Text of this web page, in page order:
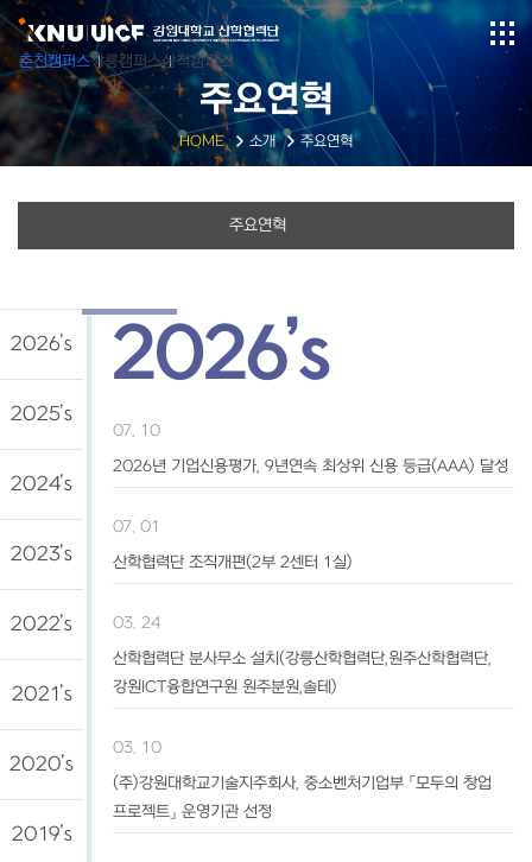
춘천캠퍼스강릉캠퍼스삼척캠퍼스
주요연혁
HOME 소개 주요연혁
주요연혁
2026’s
2025’s
2024’s
2023’s
2022’s
2021’s
2020’s
2019’s
2026’s
07. 10
2026년 기업신용평가, 9년연속 최상위 신용 등급(AAA) 달성
07. 01
산학협력단 조직개편(2부 2센터 1실)
03. 24
산학협력단 분사무소 설치(강릉산학협력단,원주산학협력단,
강원ICT융합연구원 원주분원,솔테)
03. 10
(주)강원대학교기술지주회사, 중소벤처기업부 「모두의 창업
프로젝트」 운영기관 선정